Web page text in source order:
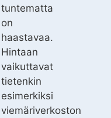
tuntematta
on
haastavaa.
Hintaan
vaikuttavat
tietenkin
esimerkiksi
viemäriverkoston